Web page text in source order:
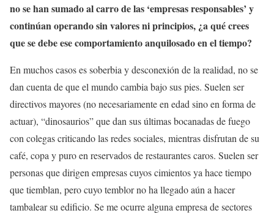
no se han sumado al carro de las ‘empresas responsables’ y
continúan operando sin valores ni principios, ¿a qué crees
que se debe ese comportamiento anquilosado en el tiempo?
En muchos casos es soberbia y desconexión de la realidad, no se
dan cuenta de que el mundo cambia bajo sus pies. Suelen ser
directivos mayores (no necesariamente en edad sino en forma de
actuar), “dinosaurios” que dan sus últimas bocanadas de fuego
con colegas criticando las redes sociales, mientras disfrutan de su
café, copa y puro en reservados de restaurantes caros. Suelen ser
personas que dirigen empresas cuyos cimientos ya hace tiempo
que tiemblan, pero cuyo temblor no ha llegado aún a hacer
tambalear su edificio. Se me ocurre alguna empresa de sectores